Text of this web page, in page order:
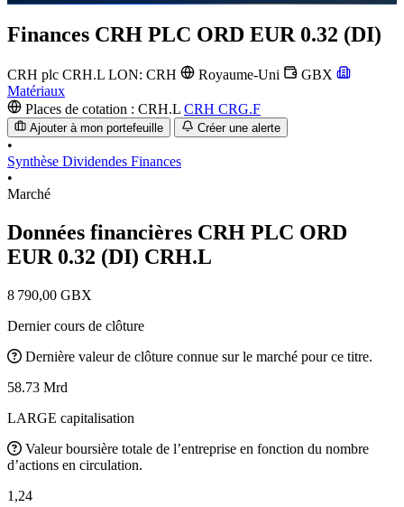
Finances CRH PLC ORD EUR 0.32 (DI)
CRH plc CRH.L LON: CRH Royaume-Uni
GBX
Matériaux
Places de cotation : CRH.L CRH CRG.F
Ajouter à mon portefeuille Créer une alerte
•
Synthèse Dividendes Finances
•
Marché
Données financières CRH PLC ORD
EUR 0.32 (DI) CRH.L
8 790,00 GBX
Dernier cours de clôture
Dernière valeur de clôture connue sur le marché pour ce titre.
58.73 Mrd
LARGE capitalisation
Valeur boursière totale de l’entreprise en fonction du nombre
d’actions en circulation.
1,24